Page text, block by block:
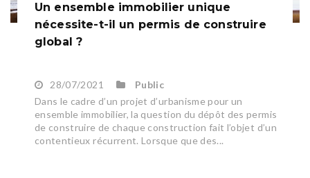
Un ensemble immobilier unique
nécessite-t-il un permis de construire
global ?
28/07/2021
Public
Dans le cadre d’un projet d’urbanisme pour un
ensemble immobilier, la question du dépôt des permis
de construire de chaque construction fait l’objet d’un
contentieux récurrent. Lorsque que des...